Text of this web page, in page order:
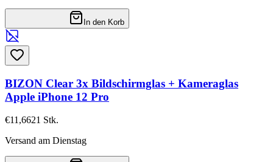
In den Korb
BIZON Clear 3x Bildschirmglas + Kameraglas
Apple iPhone 12 Pro
€11,6621 Stk.
Versand am Dienstag